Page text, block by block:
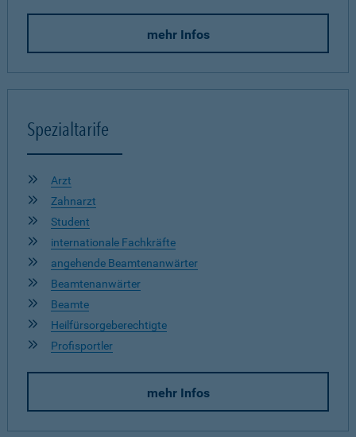
mehr Infos
Spezialtarife
Arzt
Zahnarzt
Student
internationale Fachkräfte
angehende Beamtenanwärter
Beamtenanwärter
Beamte
Heilfürsorgeberechtigte
Profisportler
mehr Infos